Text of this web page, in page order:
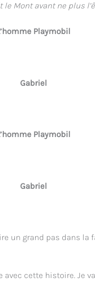
Mont avant ne plus
Playmobil
Gabriel
Playmobil
Gabriel
un grand pas dans
cette histoire. Je